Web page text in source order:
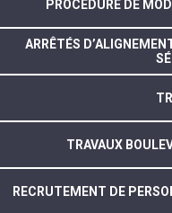
PROCÉDURE DE
ARRÊTÉS
TRAVAUX
RECRUTEMENT DE